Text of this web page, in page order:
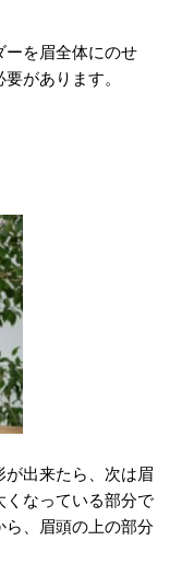
ーを眉全体にのせ
があります。
出来たら、次は眉
くなっている部分で
ら、眉頭の上の部分